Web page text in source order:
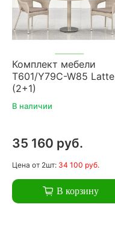
Комплект мебели
T601/Y79C-W85 Latte
(2+1)
В наличии
35 160 руб.
Цена от 2шт: 34 100 руб.
В корзину